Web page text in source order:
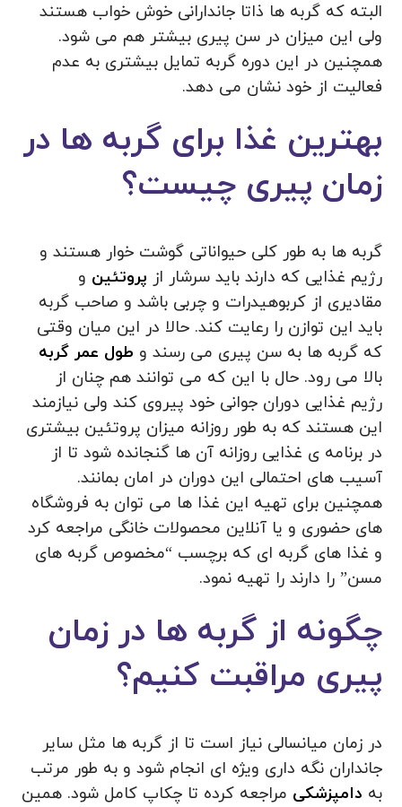
البته که گربه ها ذاتا جاندارانی خوش خواب هستند
ولی این میزان در سن پیری بیشتر هم می شود.
همچنین در این دوره گربه تمایل بیشتری به عدم
فعالیت از خود نشان می دهد.
بهترین غذا برای گربه ها در
زمان پیری چیست؟
گربه ها به طور کلی حیواناتی گوشت خوار هستند و
رژیم غذایی که دارند باید سرشار از پروتئین و
مقادیری از کربوهیدرات و چربی باشد و صاحب گربه
باید این توازن را رعایت کند. حالا در این میان وقتی
که گربه ها به سن پیری می رسند و طول عمر گربه
بالا می رود. حال با این که می توانند هم چنان از
رژیم غذایی دوران جوانی خود پیروی کند ولی نیازمند
این هستند که به طور روزانه میزان پروتئین بیشتری
در برنامه ی غذایی روزانه آن ها گنجانده شود تا از
آسیب های احتمالی این دوران در امان بمانند.
همچنین برای تهیه این غذا ها می توان به فروشگاه
های حضوری و یا آنلاین محصولات خانگی مراجعه کرد
و غذا های گربه ای که برچسب “مخصوص گربه های
مسن” را دارند را تهیه نمود.
چگونه از گربه ها در زمان
پیری مراقبت کنیم؟
در زمان میانسالی نیاز است تا از گربه ها مثل سایر
جانداران نگه داری ویژه ای انجام شود و به طور مرتب
به دامپزشکی مراجعه کرده تا چکاپ کامل شود. همین